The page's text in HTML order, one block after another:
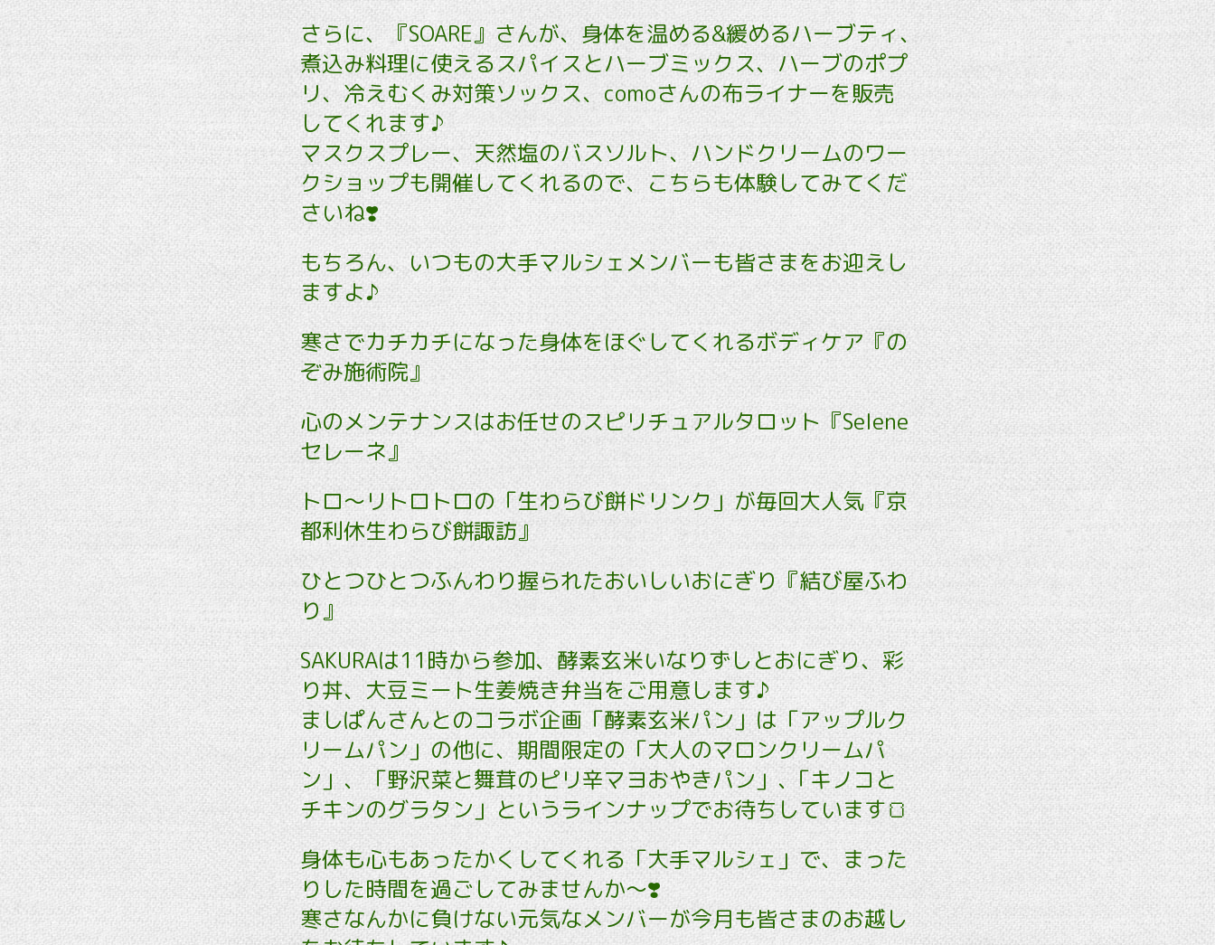
さらに、『SOARE』さんが、身体を温める&緩めるハーブティ､
煮込み料理に使えるスパイスとハーブミックス、ハーブのポプ
リ、冷えむくみ対策ソックス、comoさんの布ライナーを販売
してくれます♪
マスクスプレー、天然塩のバスソルト、ハンドクリームのワー
クショップも開催してくれるので、こちらも体験してみてくだ
さいね❣️
もちろん、いつもの大手マルシェメンバーも皆さまをお迎えし
ますよ♪
寒さでカチカチになった身体をほぐしてくれるボディケア『の
ぞみ施術院』
心のメンテナンスはお任せのスピリチュアルタロット『Selene
セレーネ』
トロ～リトロトロの「生わらび餅ドリンク」が毎回大人気『京
都利休生わらび餅諏訪』
ひとつひとつふんわり握られたおいしいおにぎり『結び屋ふわ
り』
SAKURAは11時から参加、酵素玄米いなりずしとおにぎり、彩
り丼、大豆ミート生姜焼き弁当をご用意します♪
ましぱんさんとのコラボ企画「酵素玄米パン」は「アップルク
リームパン」の他に、期間限定の「大人のマロンクリームパ
ン」、「野沢菜と舞茸のピリ辛マヨおやきパン」､「キノコと
チキンのグラタン」というラインナップでお待ちしています🍞
身体も心もあったかくしてくれる「大手マルシェ」で、まった
りした時間を過ごしてみませんか～❣️
寒さなんかに負けない元気なメンバーが今月も皆さまのお越し